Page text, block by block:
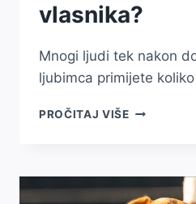
vlasnika?
Mnogi ljudi tek nakon
ljubimca primijete
PROČITAJ VIŠE KAKO
NA
DNEVNU